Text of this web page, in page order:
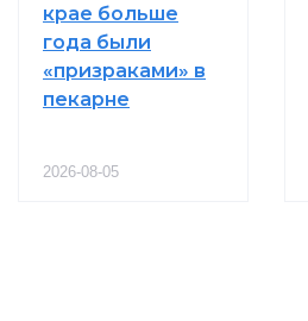
крае больше
года были
«призраками» в
пекарне
2026-08-05